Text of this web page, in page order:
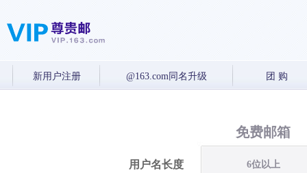
新用户注册 @163.com同名升级 团 购
用户名长度
免费邮箱
6位以上